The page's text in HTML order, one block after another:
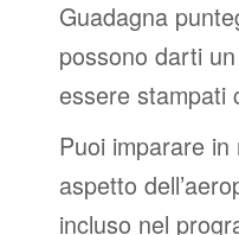
Guadagna
possono darti
essere stampati
Puoi imparare
aspetto
incluso nel